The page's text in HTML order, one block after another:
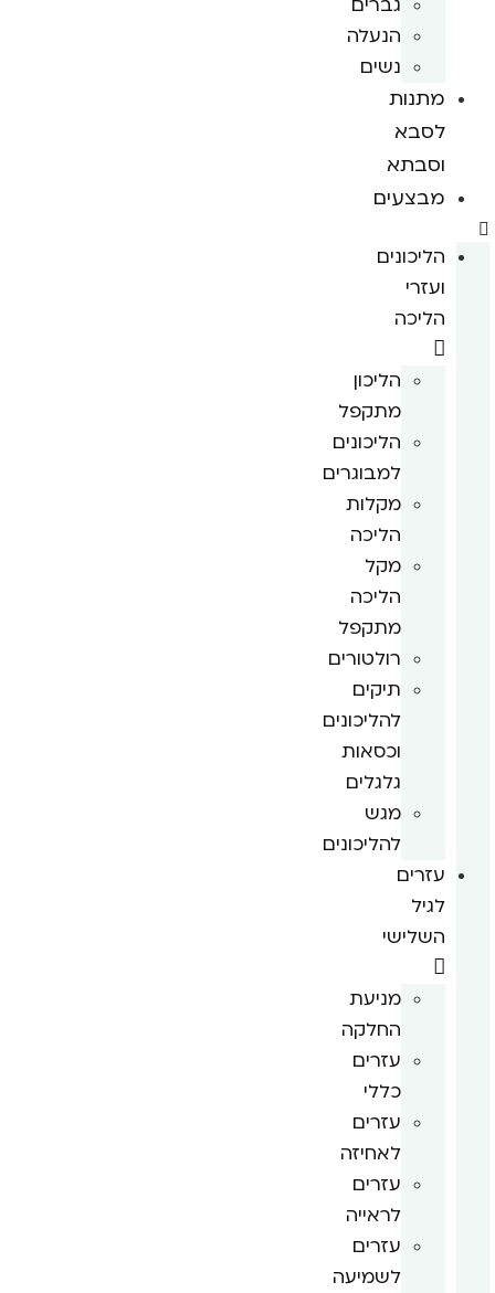
הנעלה
נשים
מתנות
לסבא
וסבתא
מבצעים
הליכונים
ועזרי
הליכה
הליכון
מתקפל
הליכונים
למבוגרים
מקלות
הליכה
מקל
הליכה
מתקפל
רולטורים
תיקים
להליכונים
וכסאות
גלגלים
מגש
להליכונים
עזרים
לגיל
השלישי
מניעת
החלקה
עזרים
כללי
עזרים
לאחיזה
עזרים
לראייה
עזרים
לשמיעה